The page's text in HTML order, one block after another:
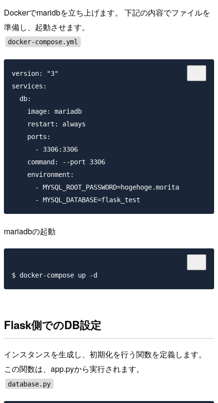
Dockerでmaridbを立ち上げます。 下記の内容でファイルを
準備し、起動させます。
docker-compose.yml
version: "3"
services:
  db:
    image: mariadb
    restart: always
    ports:
      - 3306:3306
    command: --port 3306
    environment:
      - MYSQL_ROOT_PASSWORD=hogehoge.morita
mariadbの起動
Flask側でのDB設定
インスタンスを生成し、初期化を行う関数を定義します。
この関数は、app.pyから実行されます。
database.py